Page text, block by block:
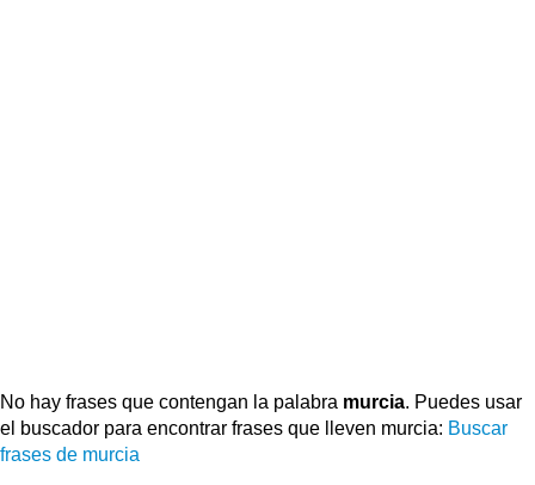
No hay frases que contengan la palabra murcia. Puedes usar
el buscador para encontrar frases que lleven murcia: Buscar
frases de murcia